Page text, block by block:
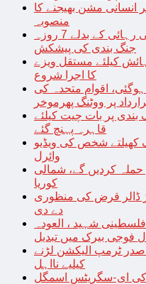
بار پھر انسانی مشن بھیجنے کا
منصوبہ
اسرائیل کی حماس کو 35 قیدیوں کی رہائی کے بدلے 7 روزہ
جنگ بندی کی پیشکش
کیلئے مستقل ویزے
کا اجرا شروع
کی تعداد 20 ہزار ہوگئی، اقوام متحدہ کی
پر ووٹنگ پھرموخر
بندی پر بات چیت کیلئے
قاہرہ پہنچ گئے
کھیلتے شخص کی ویڈیو
وائرل
حملہ کردیں گے، شمالی
کوریا
نے پاکستان کیلئے 35 کروڑ ڈالر قرض کی منظوری
دے دی
اسرائیلی بمباری سے مزید 100 فلسطینی شہید ، العودہ
فوجی بیرک میں تبدیل
صدر ٹرمپ الیکشن لڑنے
کیلیے نااہل
کی ای-سگریٹس اسمگل